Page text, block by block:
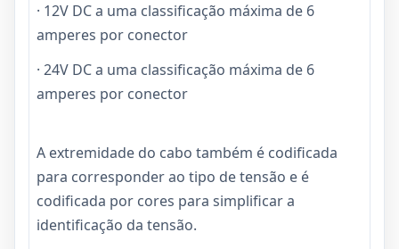
· 12V DC a uma classificação máxima de 6
amperes por conector
· 24V DC a uma classificação máxima de 6
amperes por conector
A extremidade do cabo também é codificada
para corresponder ao tipo de tensão e é
codificada por cores para simplificar a
identificação da tensão.